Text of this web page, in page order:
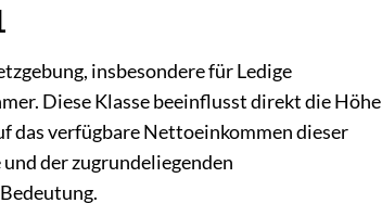
insbesondere für Ledige
Diese Klasse beeinflusst direkt die Höhe
das verfügbare Nettoeinkommen dieser
der zugrundeliegenden